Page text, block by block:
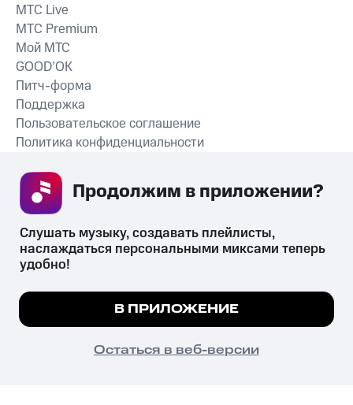
СКАЧАТЬ ПРИЛОЖЕНИЕ
MTС Live
MTС Premium
Мой МТС
GOOD’OK
Питч-форма
Поддержка
Пользовательское соглашение
Политика конфиденциальности
психотропных веществ, их аналогов причиняет вред здоровью,
их незаконный оборот запрещён и влечёт установленную
законодательством ответственность.
© 2026 ООО «КИОН».
Все права защищены
Мы используем куки, чтобы на сайте все
Подробнее
ПОНЯТНО
Слушать музыку, создавать плейлисты,
наслаждаться персональными миксами теперь
удобно!
В ПРИЛОЖЕНИЕ
Остаться в веб-версии